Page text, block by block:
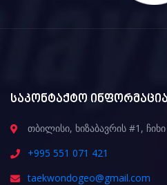
საკონტაქტო ინფორმაცია
თბილისი, ხიზაბავრის #1,
+995 551 071 421
taekwondogeo@gmail.com